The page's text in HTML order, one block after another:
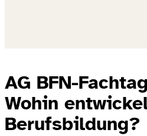
AG BFN-
Wohin
Berufsbildung?